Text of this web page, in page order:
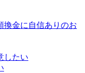
換金に自信ありのお
したい